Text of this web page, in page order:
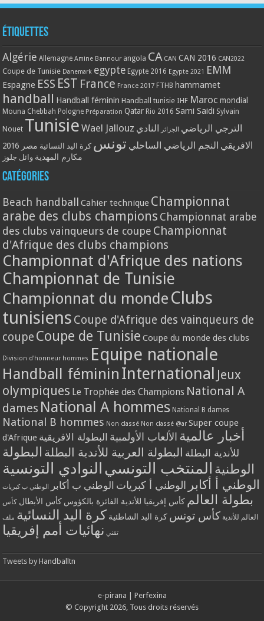
Étiquettes
Algérie Allemagne Amine Bannour angola CA CAN CAN 2016 CAN2022
Coupe de Tunisie Danemark egypte Egypte 2016 Egypte 2021 EMM
Espagne ESS EST France France 2017 FTHB hammamet
handball Handball féminin Handball tunisie IHF Maroc mondial
Mouna Chebbah Pologne Préparation Qatar Rio 2016 Sami Saidi Sylvain
Nouet Tunisie Wael Jallouz الترجي الرياضي الجزائر النادي
الافريقي النجم الرياضي الساحلي تونس كرة اليد النسائية مصر 2016
مكارم المهدية وائل جلوز
Catégories
Beach handball Cahier technique Championnat
arabe des clubs champions Championnat arabe
des clubs vainqueurs de coupe Championnat
d'Afrique des clubs champions
Championnat d'Afrique des nations
Championnat de Tunisie
Championnat du monde Clubs
tunisiens Coupe d'Afrique des vainqueurs de
coupe Coupe de Tunisie Coupe du monde des clubs
Division d'honneur hommes Equipe nationale
Handball féminin International Jeux
olympiques Le Trophée des Champions National A
dames National A hommes National B dames
National B hommes Non classé Non classé @ar Super coupe
d'Afrique
أخبار عالمية الألعاب الأولمبية البطولة الافريقية
للأندية البطلة البطولة العربية للأندية البطلة البطولة
الوطنية المنتخب التونسي النوادي التونسية
الوطني أ أكابر الوطني أ كبريات الوطني ب أكابر الوطني ب كبريات
بطولة العالم كأس إفريقيا للأندية الفائزة بالكؤوس كأس الأبطال كأس
العالم للأندية كأس تونس كرة اليد الشاطئية كرة اليد النسائية ملف
تقني نهائيات أمم إفريقيا
Tweets by Handballtn
e-pirana
Perfexina
© Copyright 2026, Tous droits réservés